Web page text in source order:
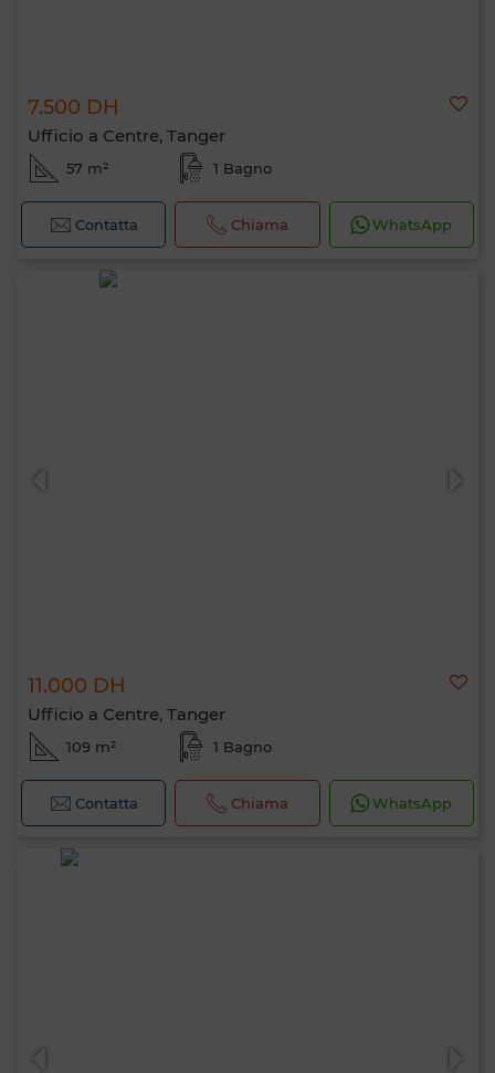
7.500 DH
Ufficio a Centre, Tanger
57 m² 1 Bagno
Contatta Chiama WhatsApp
11.000 DH
Ufficio a Centre, Tanger
109 m² 1 Bagno
Contatta Chiama WhatsApp